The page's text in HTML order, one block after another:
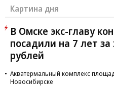
Картина дня
В Омске экс-главу
посадили на 7 лет
рублей
Акватермальный комплекс
Новосибирске